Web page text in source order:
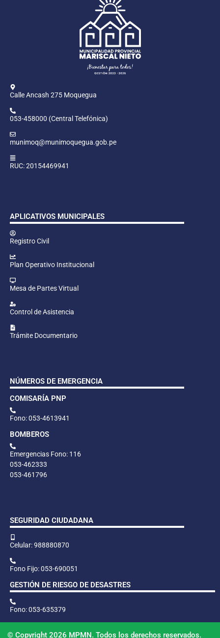
Calle Ancash 275 Moquegua
053-458000 (Central Telefónica)
munimoq@munimoquegua.gob.pe
RUC: 20154469941
APLICATIVOS MUNICIPALES
Registro Civil
Plan Operativo Institucional
Mesa de Partes Virtual
Control de Asistencia
Trámite Documentario
NÚMEROS DE EMERGENCIA
COMISARÍA PNP
Fono: 053-4613941
BOMBEROS
Emergencias Fono: 116
053-462333
053-461796
SEGURIDAD CIUDADANA
Celular: 988880870
Fono Fijo: 053-690051
GESTIÓN DE RIESGO DE DESASTRES
Fono: 053-635379
© Copyright 2026 MPMN. Todos los derechos reservados.